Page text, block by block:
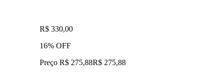
R$ 330,00
16% OFF
Preço R$ 275,88R$ 275,88